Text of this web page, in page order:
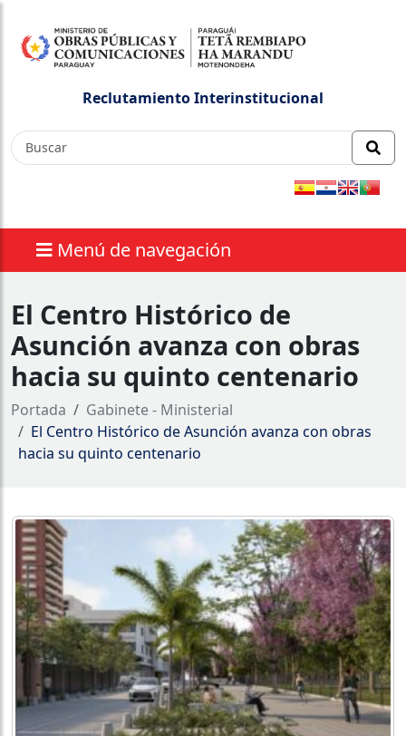
Reclutamiento Interinstitucional
Menú de navegación
El Centro Histórico de
Asunción avanza con obras
hacia su quinto centenario
Portada
Gabinete - Ministerial
El Centro Histórico de Asunción avanza con obras
hacia su quinto centenario